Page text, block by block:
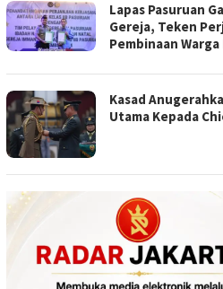
Lapas Pasuruan
Gereja, Teken
Pembinaan Warga
Kasad
Utama Kepada